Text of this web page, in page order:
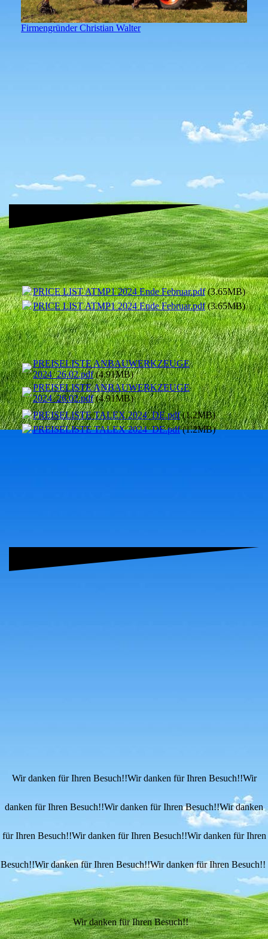
Firmengründer Christian Walter
PRICE LIST ATMP1 2024 Ende Februar.pdf(3.65MB)
PRICE LIST ATMP1 2024 Ende Februar.pdf(3.65MB)
PREISELISTE ANBAUWERKZEUGE
2024_26.02.pdf(4.91MB)
PREISELISTE ANBAUWERKZEUGE
2024_26.02.pdf(4.91MB)
PREISELISTE TALEX 2024_DE.pdf(1.2MB)
PREISELISTE TALEX 2024_DE.pdf(1.2MB)
Wir danken für Ihren Besuch!!Wir danken für Ihren Besuch!!Wir
danken für Ihren Besuch!!Wir danken für Ihren Besuch!!Wir danken
für Ihren Besuch!!Wir danken für Ihren Besuch!!Wir danken für Ihren
Besuch!!Wir danken für Ihren Besuch!!Wir danken für Ihren Besuch!!
Wir danken für Ihren Besuch!!